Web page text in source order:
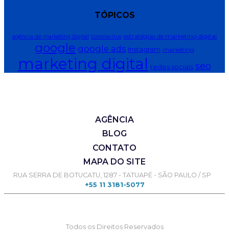
TÓPICOS
agência de marketing digital coronavírus estratégias de marketing digital
google google ads Instagram marketing
marketing digital redes sociais seo
AGÊNCIA
BLOG
CONTATO
MAPA DO SITE
RUA SERRA DE BOTUCATU, 1287 - TATUAPÉ - SÃO PAULO / SP
+55 11 3181-5077
Todos os Direitos Reservados